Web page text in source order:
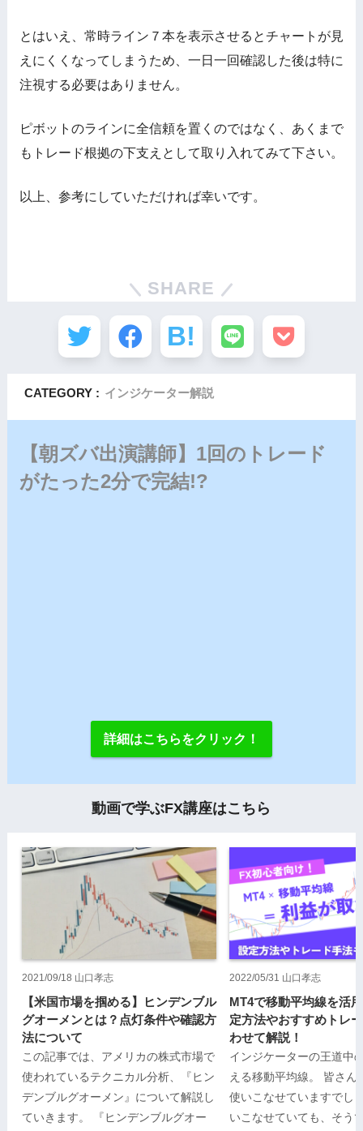
とはいえ、常時ライン７本を表示させるとチャートが見
えにくくなってしまうため、一日一回確認した後は特に
注視する必要はありません。
ピボットのラインに全信頼を置くのではなく、あくまで
もトレード根拠の下支えとして取り入れてみて下さい。
以上、参考にしていただければ幸いです。
SHARE
CATEGORY : インジケーター解説
【朝ズバ出演講師】1回のトレード
がたった2分で完結!?
詳細はこちらをクリック！
2021/09/18 山口孝志
【米国市場を掴める】ヒンデンブル
グオーメンとは？点灯条件や確認方
法について
この記事では、アメリカの株式市場で
使われているテクニカル分析、『ヒン
デンブルグオーメン』について解説し
ていきます。 『ヒンデンブルグオー
2022/05/31 山口孝志
MT4で移動平均線を活
定方法やおすすめトレ
わせて解説！
インジケーターの王道中
える移動平均線。 皆さん
使いこなせていますでし
いこなせていても、そう